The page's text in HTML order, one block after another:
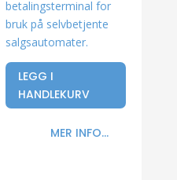
betalingsterminal for
bruk på selvbetjente
salgsautomater.
LEGG I
HANDLEKURV
MER INFO...